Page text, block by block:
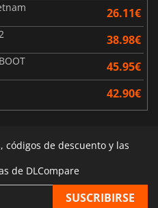
26.11€
38.98€
45.95€
42.90€
códigos de descuento y las
de DLCompare